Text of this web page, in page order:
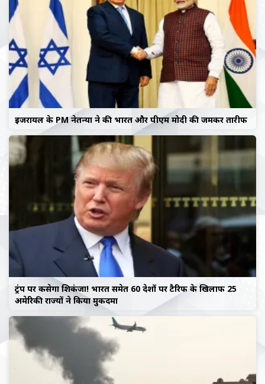
इजरायल के PM नेतन्याहू ने की भारत और पीएम मोदी की जमकर तारीफ
ट्रंप पर कसेगा शिकंजा! भारत समेत 60 देशों पर टैरिफ के खिलाफ 25
अमेरिकी राज्यों ने किया मुकदमा